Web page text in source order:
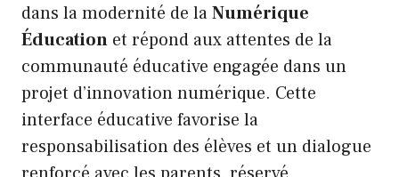
dans la modernité de laNumérique
Éducation et répond aux attentes de la
communauté éducative engagée dans un
projet d’innovation numérique. Cette
interface éducative favorise la
responsabilisation des élèves et un dialogue